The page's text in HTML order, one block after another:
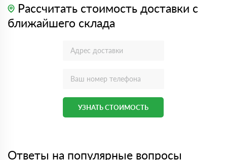
Рассчитать стоимость доставки с
ближайшего склада
УЗНАТЬ СТОИМОСТЬ
Ответы на популярные вопросы